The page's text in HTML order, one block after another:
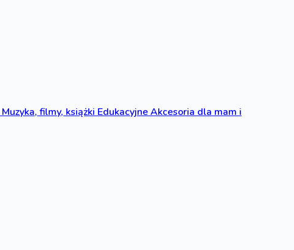
Muzyka, filmy, książki EdukacyjneAkcesoria dla mam i